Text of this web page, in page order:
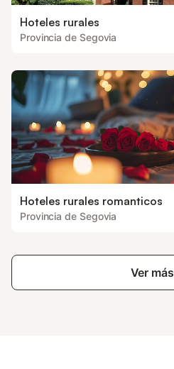
Hoteles rurales
Provincia de Segovia
Hoteles rurales romanticos
Provincia de Segovia
Ver más